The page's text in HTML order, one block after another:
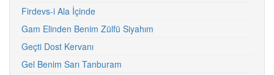
Firdevs-i Ala İçinde
Gam Elinden Benim Zülfü Siyahım
Geçti Dost Kervanı
Gel Benim Sarı Tanburam